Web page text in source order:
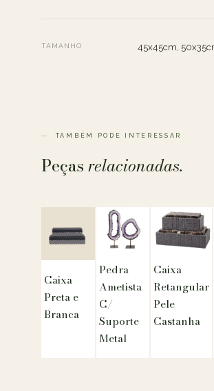
TAMANHO 45x45cm,
TAMBÉM PODE INTERESSAR
Peçasrelacionadas.
Caixa
Preta e
Branca
Pedra
Ametista
C/
Suporte
Metal
Caixa
Retangular
Pele
Castanha